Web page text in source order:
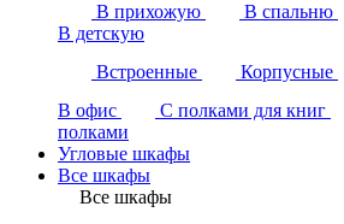
В прихожую
В спальню
В детскую
Встроенные
Корпусные
В офис
С полками для книг
полками
Угловые шкафы
Все шкафы
Все шкафы